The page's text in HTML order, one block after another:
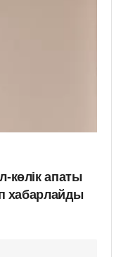
көлік апаты
хабарлайды